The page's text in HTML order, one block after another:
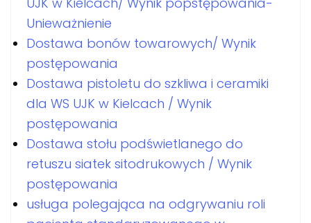
Unieważnienie
Dostawa bonów towarowych/ Wynik
postępowania
Dostawa pistoletu do szkliwa i ceramiki
dla WS UJK w Kielcach / Wynik
postępowania
Dostawa stołu podświetlanego do
retuszu siatek sitodrukowych / Wynik
postępowania
usługa polegająca na odgrywaniu roli